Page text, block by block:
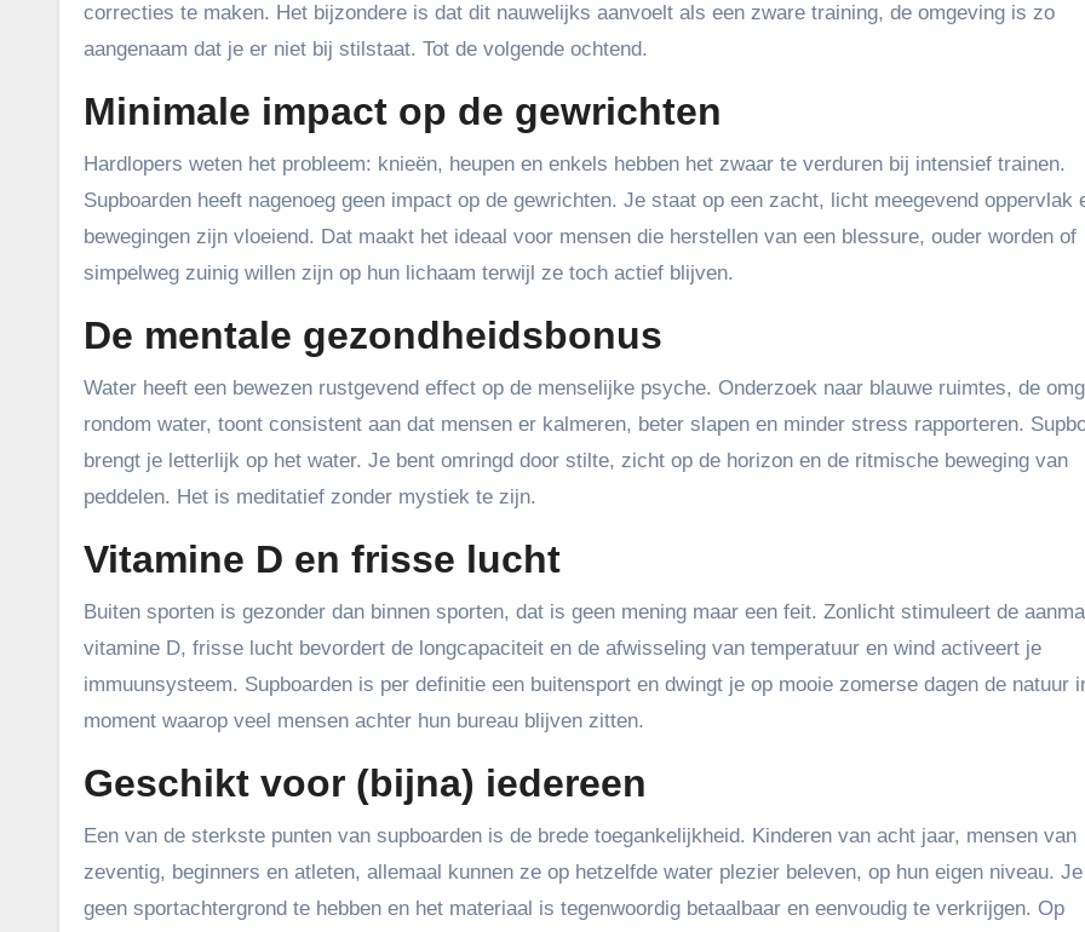
correcties te maken. Het bijzondere is dat dit nauwelijks aanvoelt als een zware training, de omgeving is zo
aangenaam dat je er niet bij stilstaat. Tot de volgende ochtend.
Minimale impact op de gewrichten
Hardlopers weten het probleem: knieën, heupen en enkels hebben het zwaar te verduren bij intensief trainen.
Supboarden heeft nagenoeg geen impact op de gewrichten. Je staat op een zacht, licht meegevend oppervlak
bewegingen zijn vloeiend. Dat maakt het ideaal voor mensen die herstellen van een blessure, ouder worden of
simpelweg zuinig willen zijn op hun lichaam terwijl ze toch actief blijven.
De mentale gezondheidsbonus
Water heeft een bewezen rustgevend effect op de menselijke psyche. Onderzoek naar blauwe ruimtes, de
rondom water, toont consistent aan dat mensen er kalmeren, beter slapen en minder stress rapporteren.
brengt je letterlijk op het water. Je bent omringd door stilte, zicht op de horizon en de ritmische beweging van
peddelen. Het is meditatief zonder mystiek te zijn.
Vitamine D en frisse lucht
Buiten sporten is gezonder dan binnen sporten, dat is geen mening maar een feit. Zonlicht stimuleert de
vitamine D, frisse lucht bevordert de longcapaciteit en de afwisseling van temperatuur en wind activeert je
immuunsysteem. Supboarden is per definitie een buitensport en dwingt je op mooie zomerse dagen de natuur
moment waarop veel mensen achter hun bureau blijven zitten.
Geschikt voor (bijna) iedereen
Een van de sterkste punten van supboarden is de brede toegankelijkheid. Kinderen van acht jaar, mensen van
zeventig, beginners en atleten, allemaal kunnen ze op hetzelfde water plezier beleven, op hun eigen niveau.
geen sportachtergrond te hebben en het materiaal is tegenwoordig betaalbaar en eenvoudig te verkrijgen. Op